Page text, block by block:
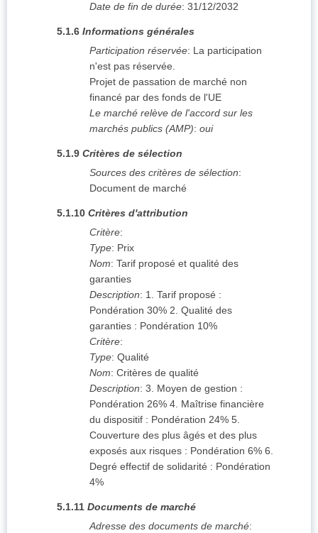
Date de fin de durée: 31/12/2032
5.1.6 Informations générales
Participation réservée: La participation
n'est pas réservée.
Projet de passation de marché non
financé par des fonds de l'UE
Le marché relève de l'accord sur les
marchés publics (AMP): oui
5.1.9 Critères de sélection
Sources des critères de sélection:
Document de marché
5.1.10 Critères d'attribution
Critère:
Type: Prix
Nom: Tarif proposé et qualité des
garanties
Description: 1. Tarif proposé :
Pondération 30% 2. Qualité des
garanties : Pondération 10%
Critère:
Type: Qualité
Nom: Critères de qualité
Description: 3. Moyen de gestion :
Pondération 26% 4. Maîtrise financière
du dispositif : Pondération 24% 5.
Couverture des plus âgés et des plus
exposés aux risques : Pondération 6% 6.
Degré effectif de solidarité : Pondération
4%
5.1.11 Documents de marché
Adresse des documents de marché: